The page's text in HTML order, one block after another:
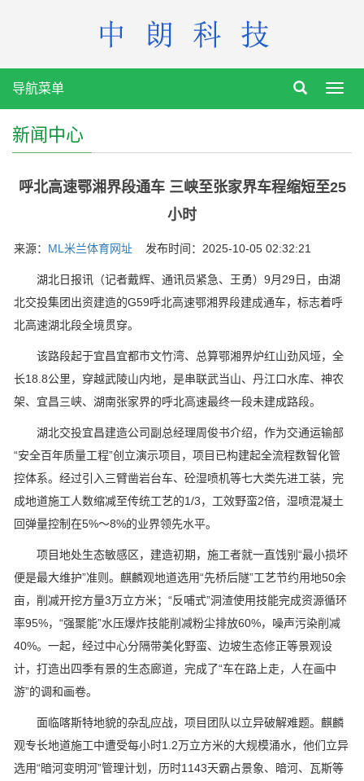
导航菜单
新闻中心
呼北高速鄂湘界段通车 三峡至张家界车程缩短至25
小时
来源： ML米兰体育网址 发布时间：2025-10-05 02:32:21
湖北日报讯（记者戴辉、通讯员紧急、王勇）9月29日，由湖
北交投集团出资建造的G59呼北高速鄂湘界段建成通车，标志着呼
北高速湖北段全境贯穿。
该路段起于宜昌宜都市文竹湾、总算鄂湘界炉红山劲风垭，全
长18.8公里，穿越武陵山内地，是串联武当山、丹江口水库、神农
架、宜昌三峡、湖南张家界的呼北高速最终一段未建成路段。
湖北交投宜昌建造公司副总经理周俊书介绍，作为交通运输部
“安全百年质量工程”创立演示项目，项目已构建起全流程数智化管
控体系。经过引入三臂凿岩台车、砼湿喷机等七大类先进工装，完
成地道施工人数缩减至传统工艺的1/3，工效野蛮2倍，湿喷混凝土
回弹量控制在5%～8%的业界领先水平。
项目地处生态敏感区，建造初期，施工者就一直饯别“最小损坏
便是最大维护”准则。麒麟观地道选用“先桥后隧”工艺节约用地50余
亩，削减开挖方量3万立方米；“反哺式”洞渣使用技能完成资源循环
率95%，“强聚能”水压爆炸技能削减粉尘排放60%，噪声污染削减
40%。一起，经过中心分隔带美化野蛮、边坡生态修正等景观设
计，打造出四季有景的生态廊道，完成了“车在路上走，人在画中
游”的调和画卷。
面临喀斯特地貌的杂乱应战，项目团队以立异破解难题。麒麟
观专长地道施工中遭受每小时1.2万立方米的大规模涌水，他们立异
选用“暗河变明河”管理计划，历时1143天霸占景象、暗河、瓦斯等